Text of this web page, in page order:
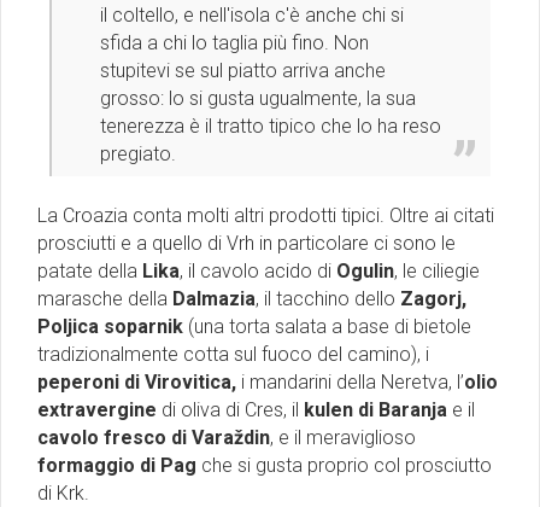
il coltello, e nell'isola c'è anche chi si
sfida a chi lo taglia più fino. Non
stupitevi se sul piatto arriva anche
grosso: lo si gusta ugualmente, la sua
tenerezza è il tratto tipico che lo ha reso
pregiato.
La Croazia conta molti altri prodotti tipici. Oltre ai citati
prosciutti e a quello di Vrh in particolare ci sono le
patate della Lika, il cavolo acido di Ogulin, le ciliegie
marasche della Dalmazia, il tacchino dello Zagorj,
Poljica soparnik (una torta salata a base di bietole
tradizionalmente cotta sul fuoco del camino), i
peperoni di Virovitica, i mandarini della Neretva, l’olio
extravergine di oliva di Cres, il kulen di Baranja e il
cavolo fresco di Varaždin, e il meraviglioso
formaggio di Pag che si gusta proprio col prosciutto
di Krk.